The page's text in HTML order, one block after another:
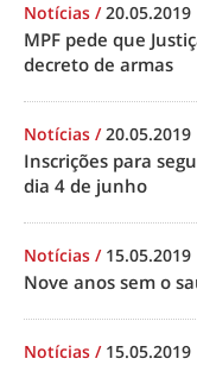
Notícias /20.05.2019
MPF pede que
decreto de armas
Notícias /20.05.2019
Inscrições para
dia 4 de junho
Notícias / 15.05.2019
Nove anos sem o
Notícias / 15.05.2019